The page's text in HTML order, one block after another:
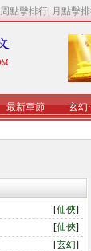
周點擊排行 月點擊
最新章節 玄幻·
[仙俠]
[仙俠]
[玄幻]